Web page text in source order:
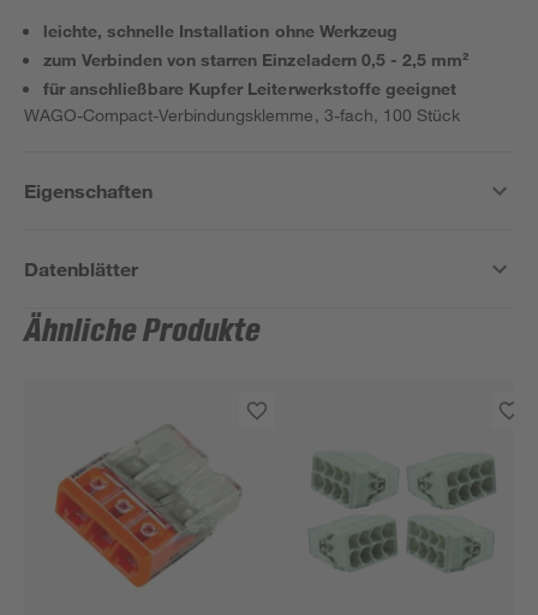
leichte, schnelle Installation ohne Werkzeug
zum Verbinden von starren Einzeladern 0,5 - 2,5 mm²
für anschließbare Kupfer Leiterwerkstoffe geeignet
WAGO-Compact-Verbindungsklemme, 3-fach, 100 Stück
Eigenschaften
Datenblätter
Ähnliche Produkte